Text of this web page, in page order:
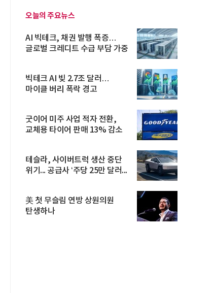
오늘의 주요뉴스
AI 빅테크, 채권 발행 폭증…
글로벌 크레디트 수급 부담 가중
빅테크 AI 빚 2.7조 달러…
마이클 버리 폭락 경고
굿이어 미주 사업 적자 전환,
교체용 타이어 판매 13% 감소
테슬라, 사이버트럭 생산 중단
위기... 공급사 ‘주당 25만 달러...
美 첫 무슬림 연방 상원의원
탄생하나